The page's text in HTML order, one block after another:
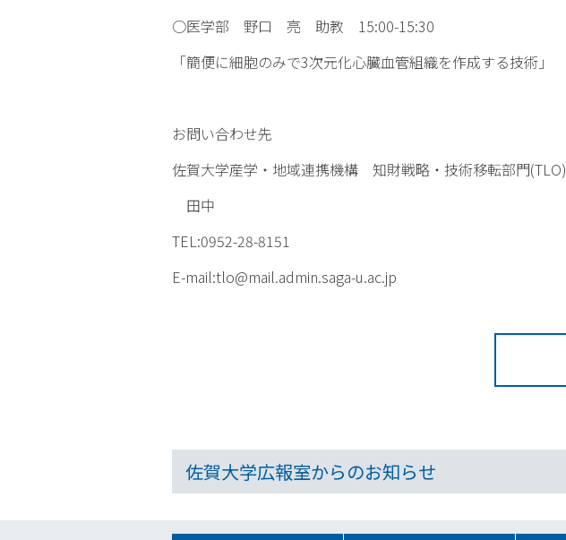
○医学部 野口 亮 助教 15:00-15:30
「簡便に細胞のみで3次元化心臓血管組織を作成する技術」
お問い合わせ先
佐賀大学産学・地域連携機構 知財戦略・技術移転部門(TLO)
田中
TEL:0952-28-8151
E-mail:tlo@mail.admin.saga-u.ac.jp
佐賀大学広報室からのお知らせ